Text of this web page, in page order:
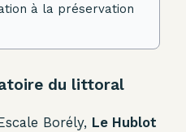
à la préservation
du littoral
Borély, Le Hublot